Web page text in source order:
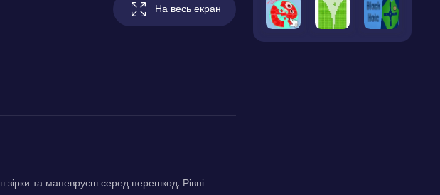
На весь екран
та маневруєш серед перешкод. Рівні